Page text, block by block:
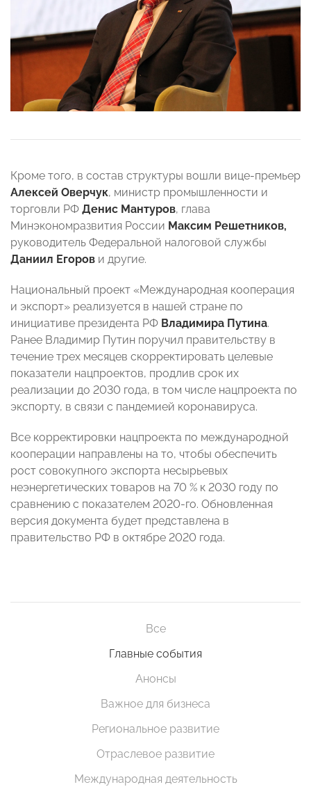
Кроме того, в состав структуры вошли вице-премьер
Алексей Оверчук, министр промышленности и
торговли РФ Денис Мантуров, глава
Минэкономразвития России Максим Решетников,
руководитель Федеральной налоговой службы
Даниил Егоров и другие.
Национальный проект «Международная кооперация
и экспорт» реализуется в нашей стране по
инициативе президента РФ Владимира Путина.
Ранее Владимир Путин поручил правительству в
течение трех месяцев скорректировать целевые
показатели нацпроектов, продлив срок их
реализации до 2030 года, в том числе нацпроекта по
экспорту, в связи с пандемией коронавируса.
Все корректировки нацпроекта по международной
кооперации направлены на то, чтобы обеспечить
рост совокупного экспорта несырьевых
неэнергетических товаров на 70 % к 2030 году по
сравнению с показателем 2020-го. Обновленная
версия документа будет представлена в
правительство РФ в октябре 2020 года.
Все
Главные события
Анонсы
Важное для бизнеса
Региональное развитие
Отраслевое развитие
Международная деятельность